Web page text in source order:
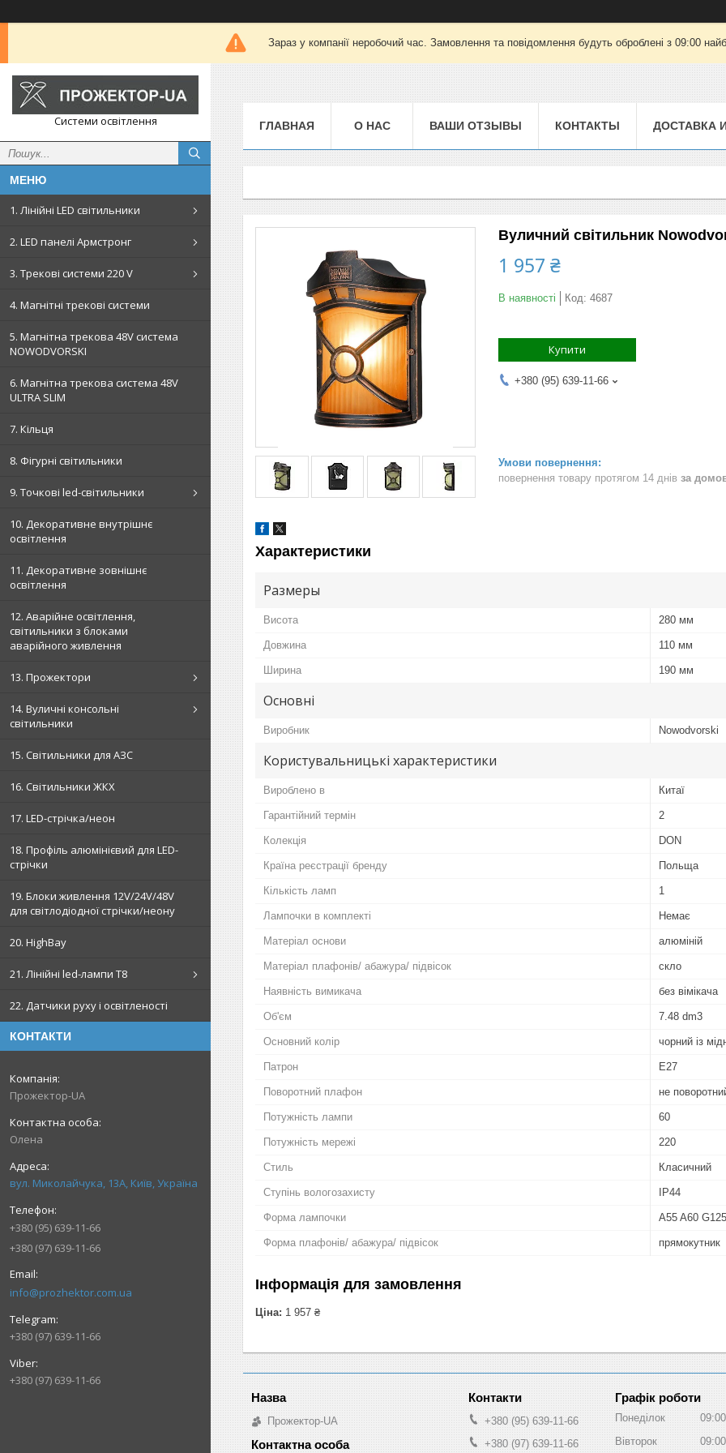
Зараз у компанії неробочий час. Замовлення та повідомлення будуть оброблені з 09:00
Системи освітлення
1. Лінійні LED світильники
2. LED панелі Армстронг
3. Трекові системи 220 V
4. Магнітні трекові системи
5. Магнітна трекова 48V система
NOWODVORSKI
6. Магнітна трекова система 48V
ULTRA SLIM
7. Кільця
8. Фігурні світильники
9. Точкові led-світильники
10. Декоративне внутрішнє
освітлення
11. Декоративне зовнішнє
освітлення
12. Аварійне освітлення,
світильники з блоками
аварійного живлення
13. Прожектори
14. Вуличні консольні
світильники
15. Світильники для АЗС
16. Світильники ЖКХ
17. LED-стрічка/неон
18. Профіль алюмінієвий для LED-
стрічки
19. Блоки живлення 12V/24V/48V
для світлодіодної стрічки/неону
20. HighBay
21. Лінійні led-лампи T8
22. Датчики руху і освітленості
КОНТАКТИ
Прожектор-UA
Олена
вул. Миколайчука, 13А, Київ, Україна
+380 (95) 639-11-66
+380 (97) 639-11-66
info@prozhektor.com.ua
+380 (97) 639-11-66
+380 (97) 639-11-66
ГЛАВНАЯ О НАС ВАШИ ОТЗЫВЫ КОНТАКТЫ ДОСТАВКА
Вуличний світильник
1 957 ₴
В наявності Код: 4687
Купити
+380 (95) 639-11-66
повернення товару протягом 14 днів за
Характеристики
Размеры
Висота 280 мм
Довжина 110 мм
Ширина 190 мм
Основні
Виробник Nowodvorski
Користувальницькі характеристики
Вироблено в Китаї
Гарантійний термін 2
Колекція DON
Країна реєстрації бренду Польща
Кількість ламп 1
Лампочки в комплекті Немає
Матеріал основи алюміній
Матеріал плафонів/ абажура/ підвісок скло
Наявність вимикача без вімікача
Об'єм 7.48 dm3
Основний колір чорний із
Патрон E27
Поворотний плафон не
Потужність лампи 60
Потужність мережі 220
Стиль Класичний
Ступінь вологозахисту IP44
Форма лампочки A55 A60
Форма плафонів/ абажура/ підвісок прямокутник
Інформація для замовлення
Ціна: 1 957 ₴
Прожектор-UA
+380 (95) 639-11-66
+380 (97) 639-11-66
Графік роботи
Понеділок 09:00
Вівторок
09:00